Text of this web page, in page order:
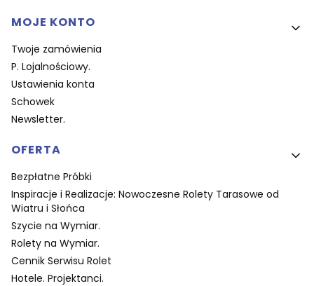
MOJE KONTO
Twoje zamówienia
P. Lojalnościowy.
Ustawienia konta
Schowek
Newsletter.
OFERTA
Bezpłatne Próbki
Inspiracje i Realizacje: Nowoczesne Rolety Tarasowe od
Wiatru i Słońca
Szycie na Wymiar.
Rolety na Wymiar.
Cennik Serwisu Rolet
Hotele. Projektanci.